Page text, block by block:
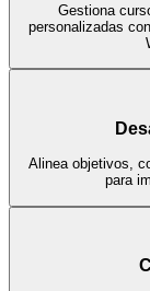
Gestiona
personalizadas
Alinea objetivos,
para